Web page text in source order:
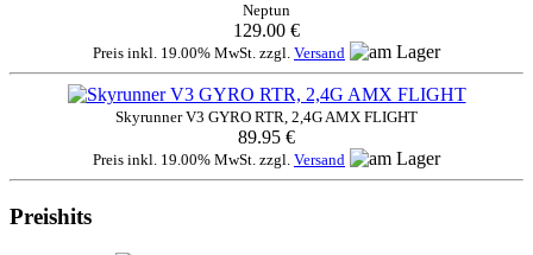
Neptun
129.00 €
Preis inkl. 19.00% MwSt. zzgl. Versand
Skyrunner V3 GYRO RTR, 2,4G AMX FLIGHT
89.95 €
Preis inkl. 19.00% MwSt. zzgl. Versand
Preishits